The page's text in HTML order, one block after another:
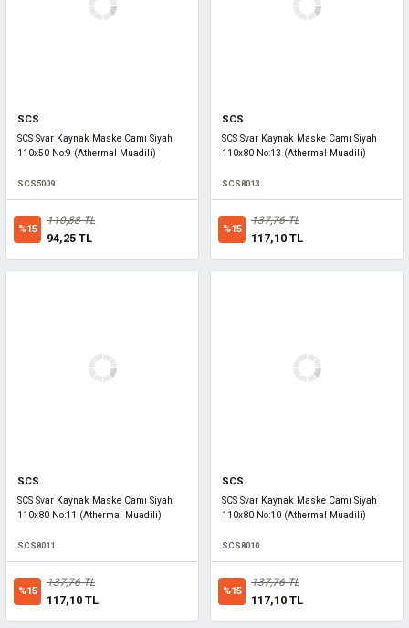
SCS
SCS Svar Kaynak Maske Camı Siyah
110x50 No:9 (Athermal Muadili)
SCS5009
%15
110,88 TL
94,25 TL
SCS
SCS Svar Kaynak Maske Camı Siyah
110x80 No:13 (Athermal Muadili)
SCS8013
%15
137,76 TL
117,10 TL
SCS
SCS Svar Kaynak Maske Camı Siyah
110x80 No:11 (Athermal Muadili)
SCS8011
%15
137,76 TL
117,10 TL
SCS
SCS Svar Kaynak Maske Camı Siyah
110x80 No:10 (Athermal Muadili)
SCS8010
%15
137,76 TL
117,10 TL